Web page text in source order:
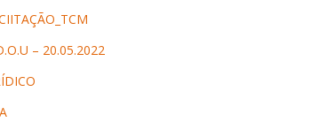
– 20.05.2022